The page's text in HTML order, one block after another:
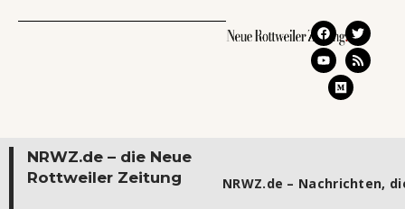
NRWZ.de – die Neue
Rottweiler Zeitung
NRWZ.de – Nachrichten,